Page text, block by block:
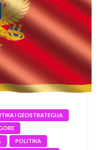
I GEOSTRATEGIJA
POLITIKA